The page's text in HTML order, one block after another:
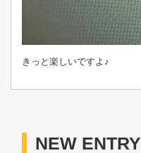
きっと楽しいですよ♪
NEW ENTRY